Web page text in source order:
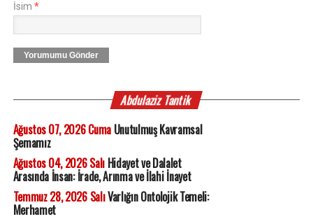
İsim *
Yorumumu Gönder
Abdulaziz Tantik
Ağustos 07, 2026 CumaUnutulmuş Kavramsal
Şemamız
Ağustos 04, 2026 SalıHidayet ve Dalalet
Arasında İnsan: İrade, Arınma ve İlahi İnayet
Temmuz 28, 2026 SalıVarlığın Ontolojik Temeli:
Merhamet